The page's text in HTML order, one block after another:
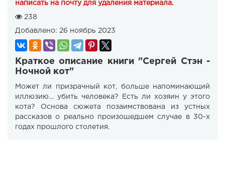
написать на почту для удаления материала.
238
Добавлено: 26 ноябрь 2023
Краткое описание книги "Сергей Стэн -
Ночной кот"
Может ли призрачный кот, больше напоминающий
иллюзию… убить человека? Есть ли хозяин у этого
кота? Основа сюжета позаимствована из устных
рассказов о реально произошедшем случае в 30-х
годах прошлого столетия.